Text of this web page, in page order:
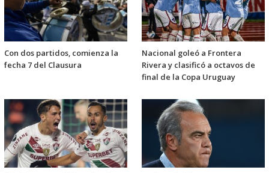
Con dos partidos, comienza la
fecha 7 del Clausura
Nacional goleó a Frontera
Rivera y clasificó a octavos de
final de la Copa Uruguay